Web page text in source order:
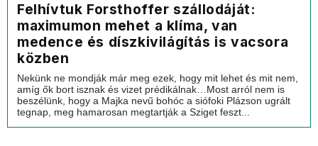
Felhívtuk Forsthoffer szállodáját:
maximumon mehet a klíma, van
medence és díszkivilágítás is vacsora
közben
Nekünk ne mondják már meg ezek, hogy mit lehet és mit nem,
amíg ők bort isznak és vizet prédikálnak…Most arról nem is
beszélünk, hogy a Majka nevű bohóc a siófoki Plázson ugrált
tegnap, meg hamarosan megtartják a Sziget feszt...